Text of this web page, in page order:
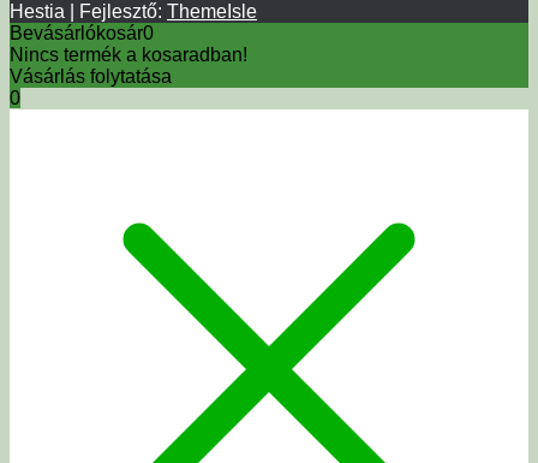
Hestia | Fejlesztő: ThemeIsle
Bevásárlókosár0
Nincs termék a kosaradban!
Vásárlás folytatása
0